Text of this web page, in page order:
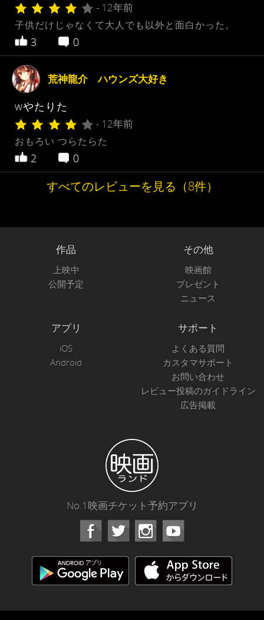
- 12年前
子供だけじゃなくて大人でも以外と面白かった。
3 0
荒神龍介 ハウンズ大好き
wやたりた
- 12年前
おもろい つらたらた
2 0
すべてのレビューを見る（8件）
作品
上映中
公開予定
その他
映画館
プレゼント
ニュース
アプリ
iOS
Android
サポート
よくある質問
カスタマサポート
お問い合わせ
レビュー投稿のガイドライン
広告掲載
No.1映画チケット予約アプリ
Facebook Instagram